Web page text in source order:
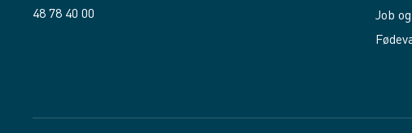
48 78 40 00
Job